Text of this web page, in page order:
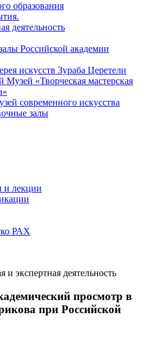
образования
деятельность
Российской академии
искусств Зураба Церетели
«Творческая мастерская
современного искусства
залы
и лекции
РАХ
и экспертная деятельность
просмотр в
при Российской